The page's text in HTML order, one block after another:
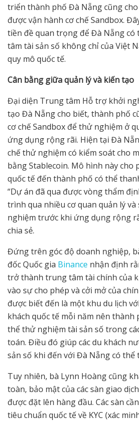
triển thành phố Đà Nẵng cũng
được vận hành cơ chế Sandbox.
tiền đề quan trọng để Đà Nẵng
tâm tài sản số không chỉ của Việt
quy mô quốc tế.
Cân bằng giữa quản lý và kiến tạo
Đại diện Trung tâm Hỗ trợ khởi
tạo Đà Nẵng cho biết, thành phố
cơ chế Sandbox để thử nghiệm ở
ứng dụng rộng rãi. Hiện tại Đà
chế thử nghiệm có kiểm soát cho
bằng Stablecoin. Mô hình này cho
quốc tế đến thành phố có thể
“Dự án đã qua được vòng thẩm
trình qua nhiều cơ quan quản lý
nghiệm trước khi ứng dụng rộng
chia sẻ.
Đứng trên góc độ doanh nghiệp,
đốc Quốc gia Binance nhận định
trở thành trung tâm tài chính của
vào sự cho phép và cởi mở của
được biết đến là một khu du lịch
khách quốc tế mỗi năm nên thành
thể thử nghiệm tài sản số trong
toán. Điều đó giúp các du khách
sản số khi đến với Đà Nẵng có thể
Tuy nhiên, bà Lynn Hoàng cũng
toàn, bảo mật của các sàn giao
được đặt lên hàng đầu. Các sàn
tiêu chuẩn quốc tế về KYC (xác